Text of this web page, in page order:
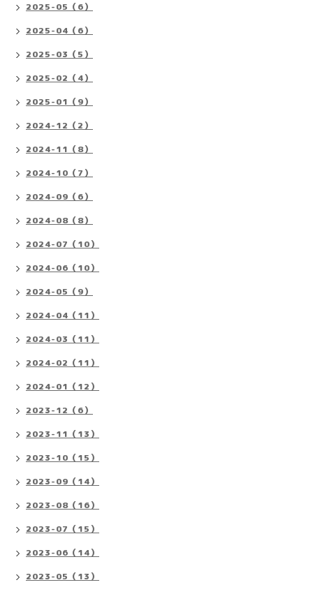
2025-05（6）
2025-04（6）
2025-03（5）
2025-02（4）
2025-01（9）
2024-12（2）
2024-11（8）
2024-10（7）
2024-09（6）
2024-08（8）
2024-07（10）
2024-06（10）
2024-05（9）
2024-04（11）
2024-03（11）
2024-02（11）
2024-01（12）
2023-12（6）
2023-11（13）
2023-10（15）
2023-09（14）
2023-08（16）
2023-07（15）
2023-06（14）
2023-05（13）